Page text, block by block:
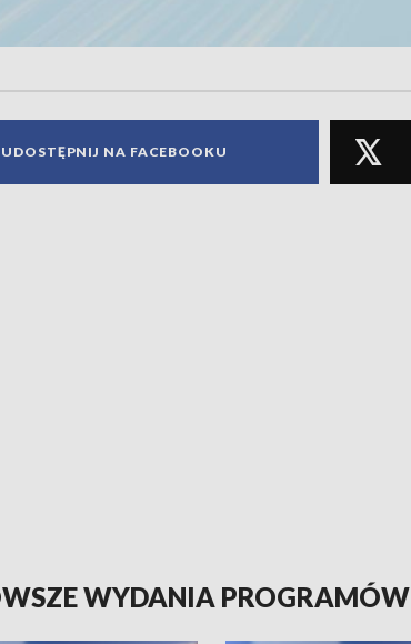
UDOSTĘPNIJ NA FACEBOOKU
WYDANIA PROGRAMÓW